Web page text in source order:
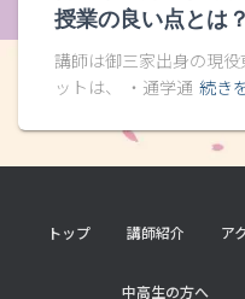
授業の良い点とは？
講師は御三家出身の現
ットは、 ・通学通 続き
トップ 講師紹介 ア
中高生の方へ